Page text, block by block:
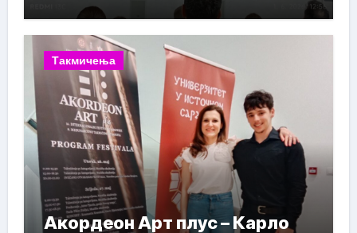
Такмичења
Акордеон Арт плус – Карло